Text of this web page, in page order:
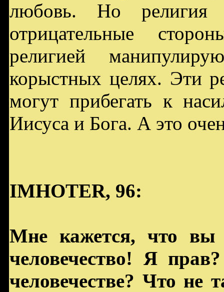
любовь. Но религия
отрицательные
религией
корыстных целях. Эти
могут прибегать к
Иисуса и Бога. А это
IMHOTER, 96:
Мне кажется, что вы
человечество! Я
человечестве? Что